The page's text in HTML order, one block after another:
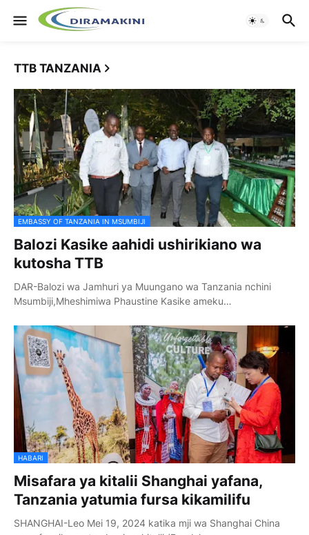
TTB TANZANIA
EMBASSY OF TANZANIA IN MSUMBIJI
Balozi Kasike aahidi ushirikiano wa
kutosha TTB
DAR-Balozi wa Jamhuri ya Muungano wa Tanzania nchini
Msumbiji,Mheshimiwa Phaustine Kasike ameku…
HABARI
Misafara ya kitalii Shanghai yafana,
Tanzania yatumia fursa kikamilifu
SHANGHAI-Leo Mei 19, 2024 katika mji wa Shanghai China